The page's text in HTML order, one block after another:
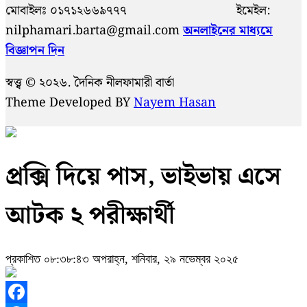
মোবাইলঃ ০১৭১২৬৬৯৭৭৭ ইমেইল:
nilphamari.barta@gmail.comঅনলাইনের মাধ্যমে
বিজ্ঞাপন দিন
স্বত্ত্ব © ২০২৬. দৈনিক নীলফামারী বার্তা
Theme Developed BYNayem Hasan
প্রক্সি দিয়ে পাস, ভাইভায় এসে
আটক ২ পরীক্ষার্থী
প্রকাশিত ০৮:৩৮:৪৩ অপরাহ্ন, শনিবার, ২৯ নভেম্বর ২০২৫